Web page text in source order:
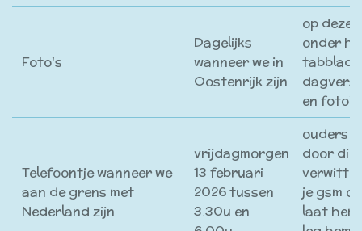
Foto's
Dagelijks
wanneer we in
Oostenrijk zijn
op deze
onder
tabblad
en foto's
Telefoontje wanneer we
aan de grens met
Nederland zijn
vrijdagmorgen
13 februari
2026 tussen
3.30u en
ouders
door
je gsm
laat hem